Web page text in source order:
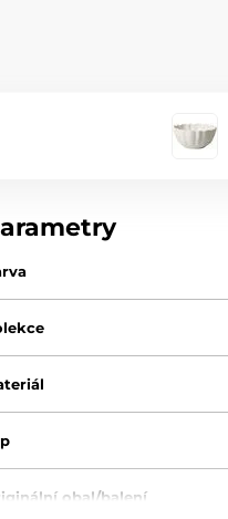
obal/balení